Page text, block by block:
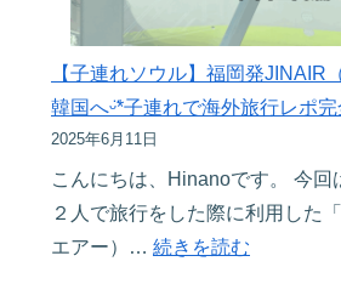
の
ボ
ベ
ア
で
発
見！
界
に
【子連れソウル】福岡発JINAIR
韓国へᵕ̈*子連れで海外旅行レポ完
2025年6月11日
こんにちは、Hinanoです。 今回
２人で旅行をした際に利用した
エアー）… 続きを読む